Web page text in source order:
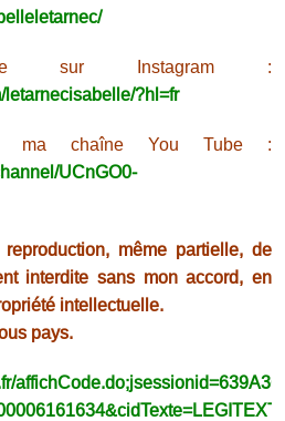
sur Instagram :
letarnecisabelle/?hl=fr
ma chaîne You Tube :
UCnGO0-
reproduction, même partielle, de
interdite sans mon accord, en
intellectuelle.
pays.